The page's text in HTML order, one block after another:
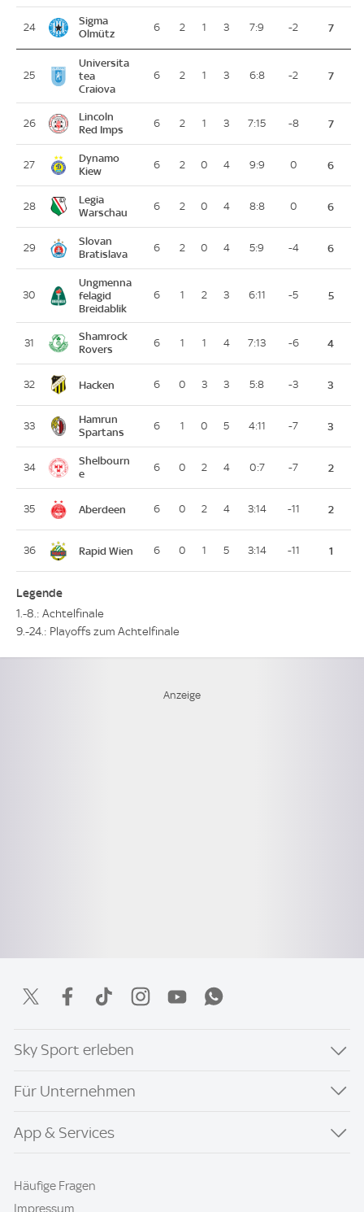
24
Sigma
Olmütz
6 2 1 3 7:9 -2 7
25
Universita
tea
Craiova
6 2 1 3 6:8 -2 7
26
Lincoln
Red Imps
6 2 1 3 7:15 -8 7
27
Dynamo
Kiew
6 2 0 4 9:9 0 6
28
Legia
Warschau
6 2 0 4 8:8 0 6
29
Slovan
Bratislava
6 2 0 4 5:9 -4 6
30
Ungmenna
felagid
Breidablik
6 1 2 3 6:11 -5 5
31
Shamrock
Rovers
6 1 1 4 7:13 -6 4
32 Hacken 6 0 3 3 5:8 -3 3
33
Hamrun
Spartans
6 1 0 5 4:11 -7 3
34
Shelbourn
e
6 0 2 4 0:7 -7 2
35 Aberdeen 6 0 2 4 3:14 -11 2
36 Rapid Wien 6 0 1 5 3:14 -11 1
Legende
1.-8.: Achtelfinale
9.-24.: Playoffs zum Achtelfinale
Sky Sport erleben
Für Unternehmen
App & Services
Häufige Fragen
Impressum